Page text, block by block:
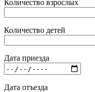
Количество взрослых
Количество детей
Дата приезда
Дата отъезда